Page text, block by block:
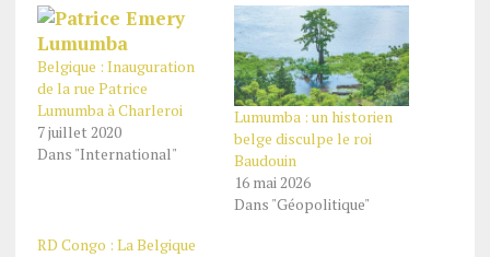
Belgique : Inauguration
de la rue Patrice
Lumumba à Charleroi
7 juillet 2020
Dans "International"
Lumumba : un historien
belge disculpe le roi
Baudouin
16 mai 2026
Dans "Géopolitique"
RD Congo : La Belgique